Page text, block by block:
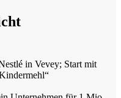
in Vevey; Start mit